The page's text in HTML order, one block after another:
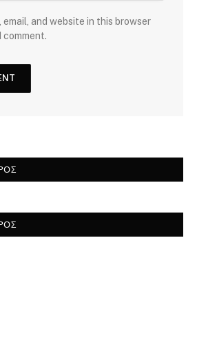
email, and website in this browser